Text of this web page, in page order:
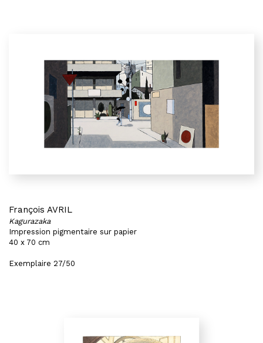
François AVRIL
Kagurazaka
Impression pigmentaire sur papier
40 x 70 cm
Exemplaire 27/50